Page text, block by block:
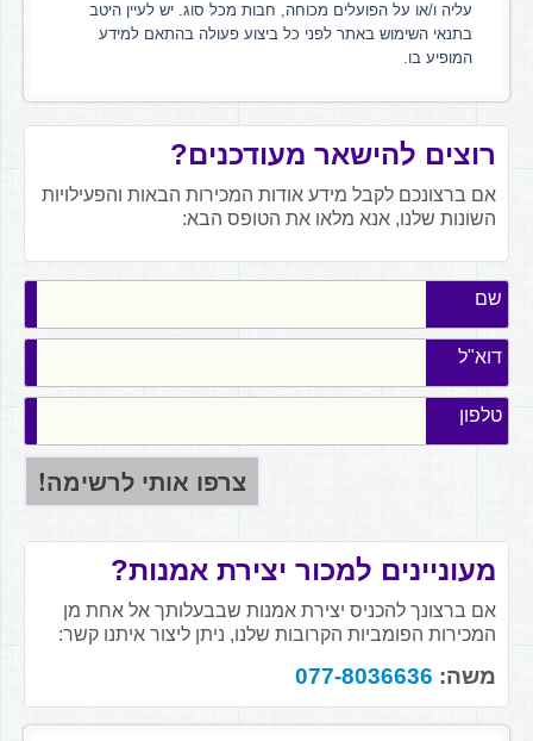
עליה ו/או על הפועלים מכוחה, חבות מכל סוג. יש לעיין היטב
בתנאי השימוש באתר לפני כל ביצוע פעולה בהתאם למידע
המופיע בו.
רוצים להישאר מעודכנים?
אם ברצונכם לקבל מידע אודות המכירות הבאות והפעילויות
השונות שלנו, אנא מלאו את הטופס הבא:
שם
דוא"ל
טלפון
מעוניינים למכור יצירת אמנות?
אם ברצונך להכניס יצירת אמנות שבבעלותך אל אחת מן
המכירות הפומביות הקרובות שלנו, ניתן ליצור איתנו קשר:
משה: 077-8036636